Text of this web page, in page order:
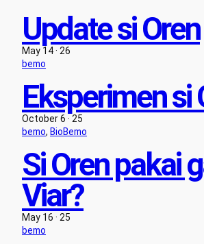
Update si Oren
May 14 · 26
bemo
Eksperimen si
October 6 · 25
bemo, BioBemo
Si Oren pakai
Viar?
May 16 · 25
bemo